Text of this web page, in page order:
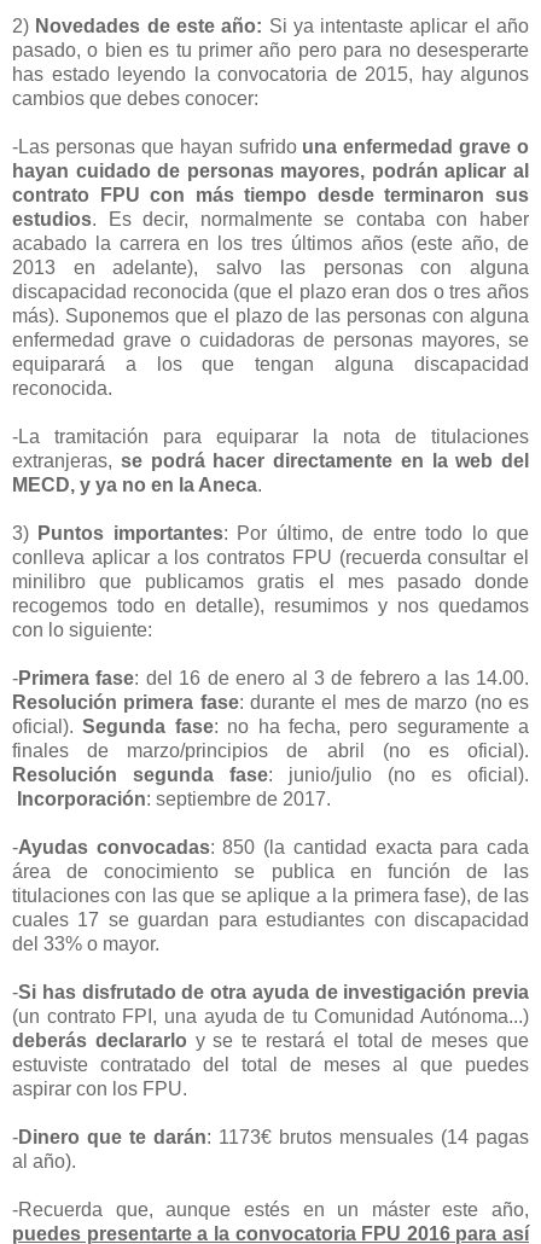
2) Novedades de este año: Si ya intentaste aplicar el año
pasado, o bien es tu primer año pero para no desesperarte
has estado leyendo la convocatoria de 2015, hay algunos
cambios que debes conocer:
-Las personas que hayan sufrido una enfermedad grave o
hayan cuidado de personas mayores, podrán aplicar al
contrato FPU con más tiempo desde terminaron sus
estudios. Es decir, normalmente se contaba con haber
acabado la carrera en los tres últimos años (este año, de
2013 en adelante), salvo las personas con alguna
discapacidad reconocida (que el plazo eran dos o tres años
más). Suponemos que el plazo de las personas con alguna
enfermedad grave o cuidadoras de personas mayores, se
equiparará a los que tengan alguna discapacidad
reconocida.
-La tramitación para equiparar la nota de titulaciones
extranjeras, se podrá hacer directamente en la web del
MECD, y ya no en la Aneca.
3) Puntos importantes: Por último, de entre todo lo que
conlleva aplicar a los contratos FPU (recuerda consultar el
minilibro que publicamos gratis el mes pasado donde
recogemos todo en detalle), resumimos y nos quedamos
con lo siguiente:
-Primera fase: del 16 de enero al 3 de febrero a las 14.00.
Resolución primera fase: durante el mes de marzo (no es
oficial).Segunda fase: no ha fecha, pero seguramente a
finales de marzo/principios de abril (no es oficial).
Resolución segunda fase: junio/julio (no es oficial).
Incorporación: septiembre de 2017.
-Ayudas convocadas: 850 (la cantidad exacta para cada
área de conocimiento se publica en función de las
titulaciones con las que se aplique a la primera fase), de las
cuales 17 se guardan para estudiantes con discapacidad
del 33% o mayor.
-Si has disfrutado de otra ayuda de investigación previa
(un contrato FPI, una ayuda de tu Comunidad Autónoma...)
deberás declararlo y se te restará el total de meses que
estuviste contratado del total de meses al que puedes
aspirar con los FPU.
-Dinero que te darán: 1173€ brutos mensuales (14 pagas
al año).
-Recuerda que, aunque estés en un máster este año,
puedes presentarte a la convocatoria FPU 2016 para así